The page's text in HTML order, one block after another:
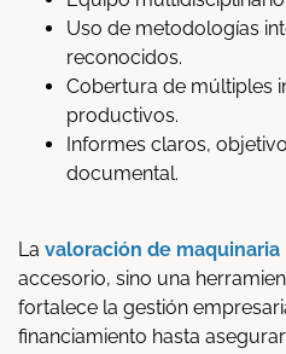
Uso de metodologías
reconocidos.
Cobertura de múltiples
productivos.
Informes claros,
documental.
La valoración de maquinaria
accesorio, sino una
fortalece la gestión
financiamiento hasta